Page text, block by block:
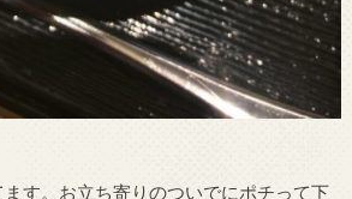
す。お立ち寄りのついでにポチって下